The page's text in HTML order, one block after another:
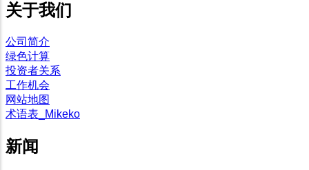
关于我们
公司简介
绿色计算
投资者关系
工作机会
网站地图
术语表_Mikeko
新闻